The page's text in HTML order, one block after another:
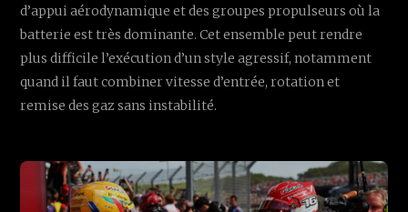
d’appui aérodynamique et des groupes propulseurs où la
batterie est très dominante. Cet ensemble peut rendre
plus difficile l’exécution d’un style agressif, notamment
quand il faut combiner vitesse d’entrée, rotation et
remise des gaz sans instabilité.